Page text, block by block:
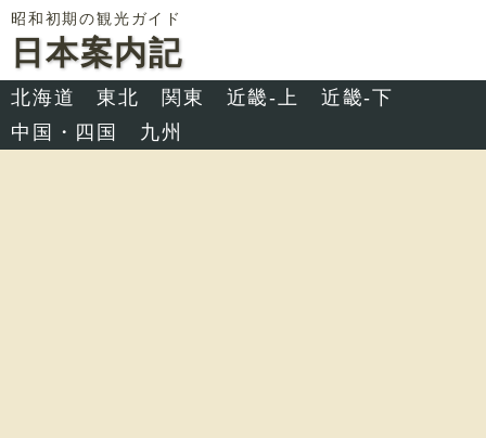
昭和初期の観光ガイド
日本案内記
北海道 東北 関東 近畿-上
近畿-下
中国・四国
九州